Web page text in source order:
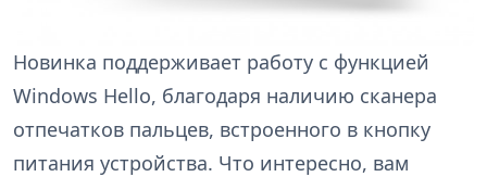
Новинка поддерживает работу с функцией
Windows Hello, благодаря наличию сканера
отпечатков пальцев, встроенного в кнопку
питания устройства. Что интересно, вам